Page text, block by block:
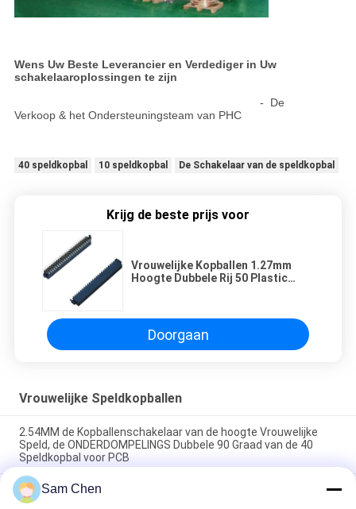
Wens Uw Beste Leverancier en Verdediger in Uw
schakelaaroplossingen te zijn
- De
Verkoop & het Ondersteuningsteam van PHC
40 speldkopbal 10 speldkopbal De Schakelaar van de speldkopbal
Krijg de beste prijs voor
Vrouwelijke Kopballen 1.27mm
Hoogte Dubbele Rij 50 Plastic
Doorgaan
Vrouwelijke Speldkopballen
2.54MM de Kopballenschakelaar van de hoogte Vrouwelijke
Speld, de ONDERDOMPELINGS Dubbele 90 Graad van de 40
Speldkopbal voor PCB
De ronde Vrouwelijke ONDERDOMPELING van de de
Hoogteschakelaar van Speldkopballen 1.27MM 180 Graad voor
Sam Chen